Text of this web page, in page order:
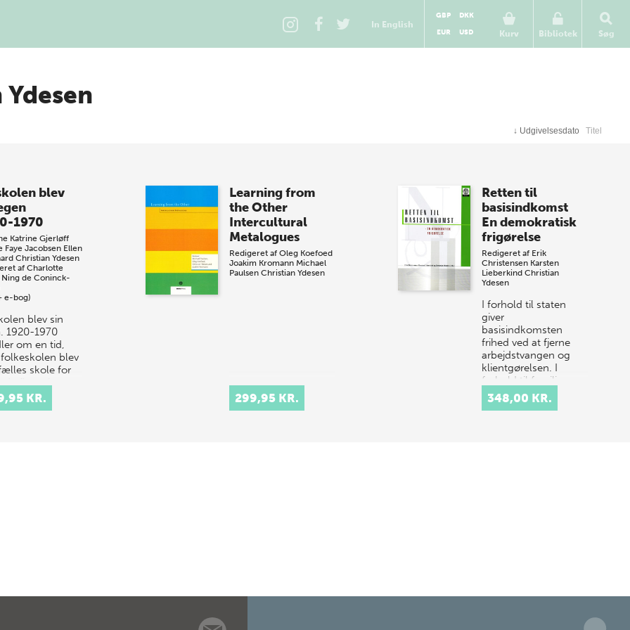
In English
Kurv
GBP
DKK
EUR
USD Bibliotek Søg
↓ Udgivelsesdato Titel
blev
1970
Katrine Gjerløff
Faye Jacobsen Ellen
Christian Ydesen
af Charlotte
Ning de Coninck-
e-bog)
blev sin
1920-1970
om en tid,
blev
skole for
fleste børn,
stadig flere
KR.
Learning from
the Other
Intercultural
Metalogues
Redigeret af Oleg Koefoed
Joakim Kromann Michael
Paulsen Christian Ydesen
299,95 KR.
Retten til
basisindkomst
En demokratisk
frigørelse
Redigeret af Erik
Christensen Karsten
Lieberkind Christian
Ydesen
I forhold til staten
giver
basisindkomsten
frihed ved at fjerne
arbejdstvangen og
klientgørelsen. I
forhold til familien
sikrer den økonomisk
uafhængi…
348,00 KR.